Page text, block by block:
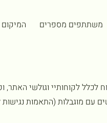
משתתפים מספרים המיקום
לכלל לקוחותיי וגולשי